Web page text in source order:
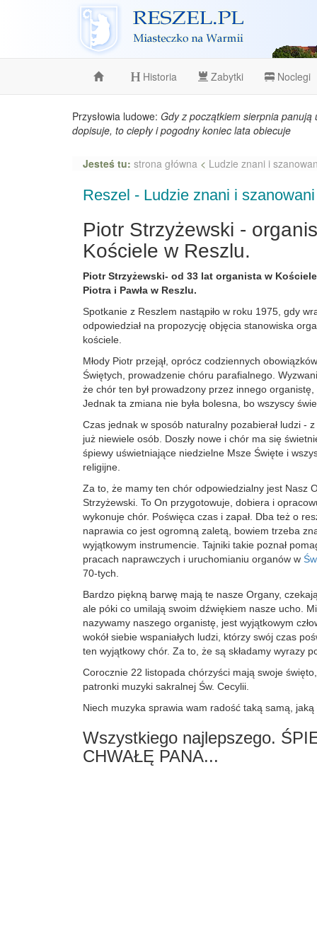
Reszel
Historia Zabytki Noclegi
Przysłowia ludowe: Gdy z początkiem sierpnia panują
dopisuje, to ciepły i pogodny koniec lata obiecuje
Jesteś tu: strona główna < Ludzie znani i
Reszel - Ludzie znani i szanowani
Piotr Strzyżewski -
Kościele w Reszlu.
Piotr Strzyżewski- od 33 lat organista w Kościele
Piotra i Pawła w Reszlu.
Spotkanie z Reszlem nastąpiło w roku 1975, gdy
odpowiedział na propozycję objęcia stanowiska
kościele.
Młody Piotr przejął, oprócz codziennych
Świętych, prowadzenie chóru parafialnego.
że chór ten był prowadzony przez innego organistę,
Jednak ta zmiana nie była bolesna, bo wszyscy
Czas jednak w sposób naturalny pozabierał ludzi -
już niewiele osób. Doszły nowe i chór ma się
śpiewy uświetniające niedzielne Msze Święte i
religijne.
Za to, że mamy ten chór odpowiedzialny jest Nasz
Strzyżewski. To On przygotowuje, dobiera i
wykonuje chór. Poświęca czas i zapał. Dba też o
naprawia co jest ogromną zaletą, bowiem trzeba
wyjątkowym instrumencie. Tajniki takie poznał
pracach naprawczych i uruchomianiu organów w
70-tych.
Bardzo piękną barwę mają te nasze Organy,
ale póki co umilają swoim dźwiękiem nasze ucho.
nazywamy naszego organistę, jest wyjątkowym
wokół siebie wspaniałych ludzi, którzy swój czas
ten wyjątkowy chór. Za to, że są składamy wyrazy
Corocznie 22 listopada chórzyści mają swoje
patronki muzyki sakralnej Św. Cecylii.
Niech muzyka sprawia wam radość taką samą, jaką
Wszystkiego najlepszego.
CHWAŁĘ PANA...